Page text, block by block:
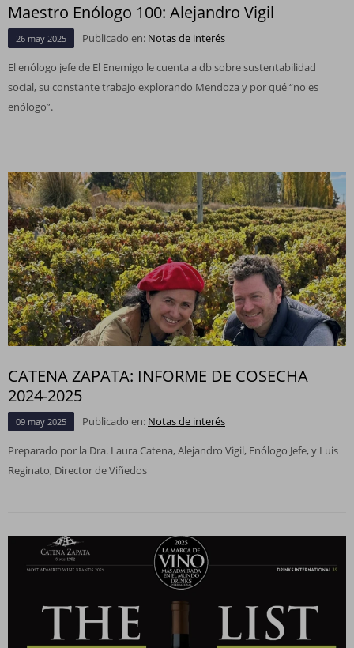
Maestro Enólogo 100: Alejandro Vigil
26 may 2025 Publicado en: Notas de interés
El enólogo jefe de El Enemigo le cuenta a db sobre sustentabilidad
social, su constante trabajo explorando Mendoza y por qué “no es
enólogo”.
CATENA ZAPATA: INFORME DE COSECHA
2024-2025
09 may 2025 Publicado en: Notas de interés
Preparado por la Dra. Laura Catena, Alejandro Vigil, Enólogo Jefe, y Luis
Reginato, Director de Viñedos